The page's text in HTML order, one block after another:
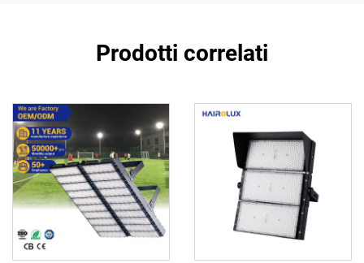
Prodotti correlati